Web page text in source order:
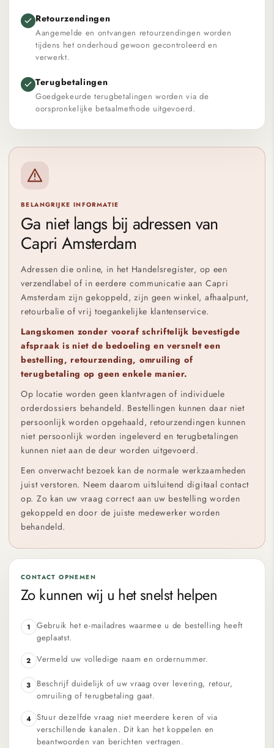
Retourzendingen
Aangemelde en ontvangen retourzendingen worden
tijdens het onderhoud gewoon gecontroleerd en
verwerkt.
Terugbetalingen
Goedgekeurde terugbetalingen worden via de
oorspronkelijke betaalmethode uitgevoerd.
BELANGRIJKE INFORMATIE
Ga niet langs bij adressen van
Capri Amsterdam
Adressen die online, in het Handelsregister, op een
verzendlabel of in eerdere communicatie aan Capri
Amsterdam zijn gekoppeld, zijn geen winkel, afhaalpunt,
retourbalie of vrij toegankelijke klantenservice.
Langskomen zonder vooraf schriftelijk bevestigde
afspraak is niet de bedoeling en versnelt een
bestelling, retourzending, omruiling of
terugbetaling op geen enkele manier.
Op locatie worden geen klantvragen of individuele
orderdossiers behandeld. Bestellingen kunnen daar niet
persoonlijk worden opgehaald, retourzendingen kunnen
niet persoonlijk worden ingeleverd en terugbetalingen
kunnen niet aan de deur worden uitgevoerd.
Een onverwacht bezoek kan de normale werkzaamheden
juist verstoren. Neem daarom uitsluitend digitaal contact
op. Zo kan uw vraag correct aan uw bestelling worden
gekoppeld en door de juiste medewerker worden
behandeld.
CONTACT OPNEMEN
Zo kunnen wij u het snelst helpen
1
Gebruik het e-mailadres waarmee u de bestelling heeft
geplaatst.
2 Vermeld uw volledige naam en ordernummer.
3
Beschrijf duidelijk of uw vraag over levering, retour,
omruiling of terugbetaling gaat.
4 Stuur dezelfde vraag niet meerdere keren of via
verschillende kanalen. Dit kan het koppelen en
beantwoorden van berichten vertragen.